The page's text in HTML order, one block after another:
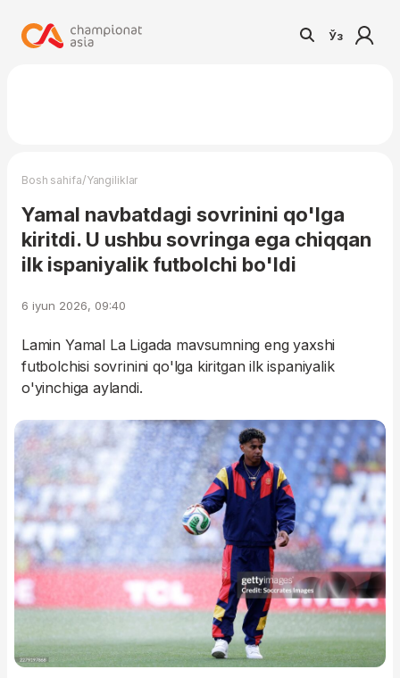
Ўз
Bosh sahifa/Yangiliklar
Yamal navbatdagi sovrinini qo'lga
kiritdi. U ushbu sovringa ega chiqqan
ilk ispaniyalik futbolchi bo'ldi
6 iyun 2026, 09:40
Lamin Yamal La Ligada mavsumning eng yaxshi
futbolchisi sovrinini qo'lga kiritgan ilk ispaniyalik
o'yinchiga aylandi.